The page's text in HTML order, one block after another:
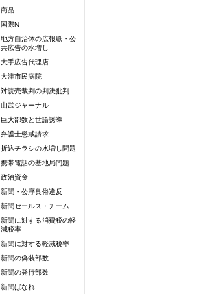
商品
国際N
地方自治体の広報紙・公
共広告の水増し
大手広告代理店
大津市民病院
対読売裁判の判決批判
山武ジャーナル
巨大部数と世論誘導
弁護士懲戒請求
折込チラシの水増し問題
携帯電話の基地局問題
政治資金
新聞・公序良俗違反
新聞セールス・チーム
新聞に対する消費税の軽
減税率
新聞に対する軽減税率
新聞の偽装部数
新聞の発行部数
新聞ばなれ